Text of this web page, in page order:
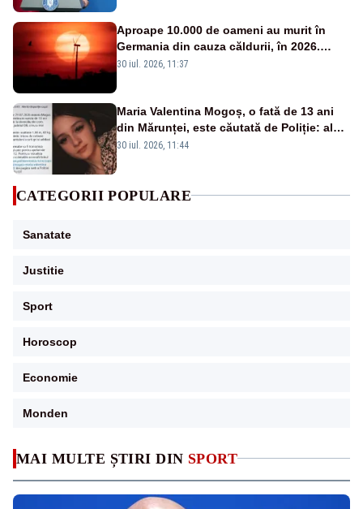
MAI MULTE ȘTIRI DIN SPORT
Aproape 10.000 de oameni au murit în
Germania din cauza căldurii, în 2026.
Bilanț record
30 iul. 2026, 11:37
Maria Valentina Mogoș, o fată de 13 ani
din Mărunței, este căutată de Poliție: al
doilea mesaj RO-ALERT transmis în
30 iul. 2026, 11:44
CATEGORII POPULARE
Sanatate
Justitie
Sport
Horoscop
Economie
Monden